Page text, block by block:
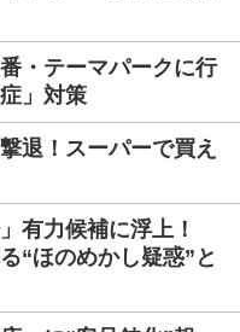
・テーマパークに行
」対策
退！スーパーで買え
有力候補に浮上！
“ほのめかし疑惑”と